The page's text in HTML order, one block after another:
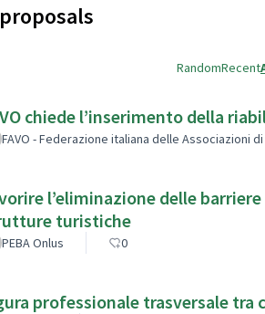
RandomRecent
chiede l’inserimento della
FAVO - Federazione italiana delle Associazioni
l’eliminazione delle
turistiche
PEBA Onlus 0
professionale trasversale tra